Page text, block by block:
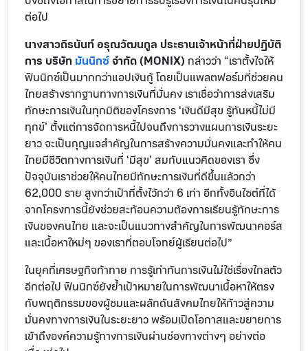
ต่อไป
นางสาวถิรนันท์ อรุณวัฒนกูล ประธานเจ้าหน้าที่ฝ่ายปฏิบัติ
การ บริษัท มันนิกซ์จำกัด (MONIX) กล่าวว่า “เราตั้งใจให้
ฟินนิกซ์เป็นมากกว่าแอปเงินกู้ โดยเป็นแพลตฟอร์มที่ช่วยคน
ไทยสร้างรากฐานทางการเงินที่มั่นคง เราเชื่อว่าการส่งเสริม
ทักษะการเงินในทุกมิติของโครงการ ‘เงินดีมีสุข รู้ทันหนี้ไม่มี
ทุกข์’ ตั้งแต่การจัดการหนี้ไปจนถึงการวางแผนการเงินระยะ
ยาว จะเป็นกุญแจสำคัญในการสร้างความมั่นคงและทำให้คน
ไทยมีชีวิตทางการเงินที่ ‘มีสุข’ สมกับแนวคิดของเรา ซึ่ง
ปัจจุบันเราช่วยให้คนไทยมีทักษะการเงินที่ดีขึ้นแล้วกว่า
62,000 ราย สูงกว่าเป้าที่ตั้งไว้กว่า 6 เท่า อีกทั้งอินไซต์ที่ได้
จากโครงการนี้ยังช่วยสะท้อนความต้องการเรียนรู้ทักษะการ
เงินของคนไทย และจะเป็นแนวทางสำคัญในการพัฒนาคอร์ส
และเนื้อหาใหม่ๆ ของเราที่ตอบโจทย์ผู้เรียนต่อไป”
ในยุคที่เศรษฐกิจท้าทาย การรู้เท่าทันการเงินไม่ใช่เรื่องไกลตัว
อีกต่อไป ฟินนิกซ์ยังย้ำเป้าหมายในการพัฒนาเนื้อหาให้ตรง
กับพฤติกรรมของผู้ชมและผลักดันสังคมไทยให้ก้าวสู่ความ
มั่นคงทางการเงินในระยะยาว พร้อมเปิดโอกาสและขยายการ
เข้าถึงองค์ความรู้ทางการเงินผ่านช่องทางต่างๆ อย่างต่อ